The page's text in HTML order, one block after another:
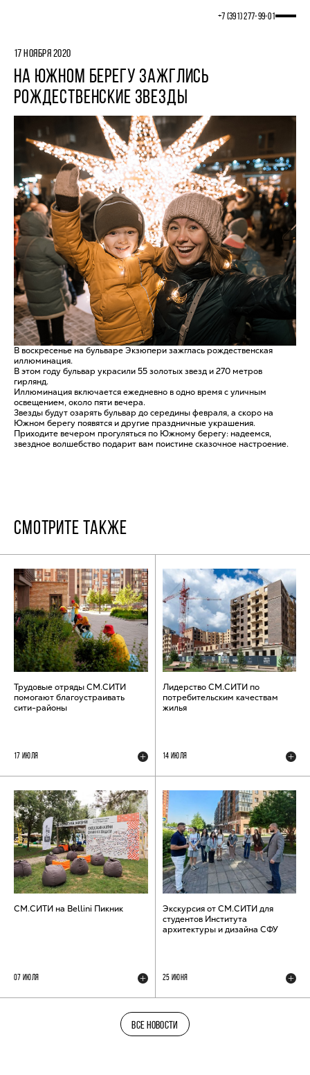
+7 (391) 277‒99‒01
17 НОЯБРЯ 2020
НА ЮЖНОМ БЕРЕГУ ЗАЖГЛИСЬ
РОЖДЕСТВЕНСКИЕ ЗВЕЗДЫ
В воскресенье на бульваре Экзюпери зажглась рождественская
иллюминация.
В этом году бульвар украсили 55 золотых звезд и 270 метров
гирлянд.
Иллюминация включается ежедневно в одно время с уличным
освещением, около пяти вечера.
Звезды будут озарять бульвар до середины февраля, а скоро на
Южном берегу появятся и другие праздничные украшения.
Приходите вечером прогуляться по Южному берегу: надеемся,
звездное волшебство подарит вам поистине сказочное настроение.
СМОТРИТЕ ТАКЖЕ
Трудовые отряды СМ.СИТИ
помогают благоустраивать
сити-районы
17 ИЮЛЯ
Лидерство СМ.СИТИ по
потребительским качествам
жилья
14 ИЮЛЯ
СМ.СИТИ на Bellini Пикник
07 ИЮЛЯ
Экскурсия от СМ.СИТИ для
студентов Института
архитектуры и дизайна СФУ
25 ИЮНЯ
ВСЕ НОВОСТИ